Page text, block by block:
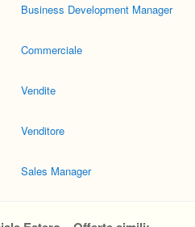
Business Development Manager
Commerciale
Vendite
Venditore
Sales Manager